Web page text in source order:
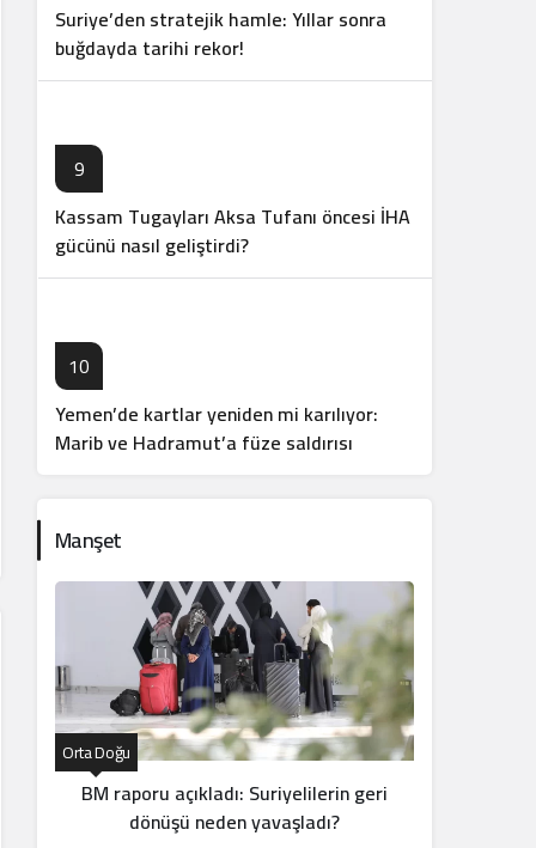
Suriye’den stratejik hamle: Yıllar sonra
buğdayda tarihi rekor!
9
Kassam Tugayları Aksa Tufanı öncesi İHA
gücünü nasıl geliştirdi?
10
Yemen’de kartlar yeniden mi karılıyor:
Marib ve Hadramut’a füze saldırısı
Manşet
Orta Doğu
BM raporu açıkladı: Suriyelilerin geri
dönüşü neden yavaşladı?